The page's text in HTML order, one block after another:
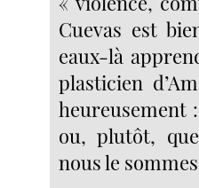
Cuevas est
eaux-là
plasticien
heureusement
ou, plutôt,
nous le